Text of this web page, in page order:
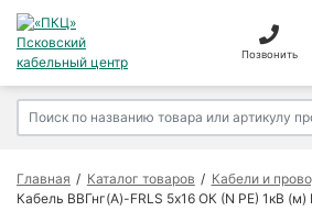
Позвонить
Главная Каталог товаров Кабели и
Кабель ВВГнг(А)-FRLS 5х16 ОК (N PE) 1кВ